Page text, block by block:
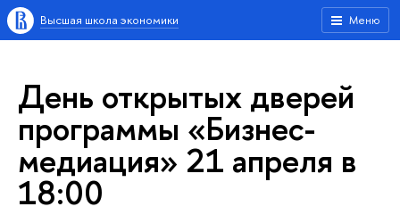
Меню
ысшая школа экономики
День открытых дверей
программы «Бизнес-
медиация» 21 апреля
18:00